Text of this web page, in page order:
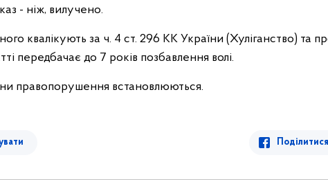
- ніж, вилучено.
квалікують за ч. 4 ст. 296 КК України (Хуліганство) та
передбачає до 7 років позбавлення волі.
правопорушення встановлюються.
Поділитися